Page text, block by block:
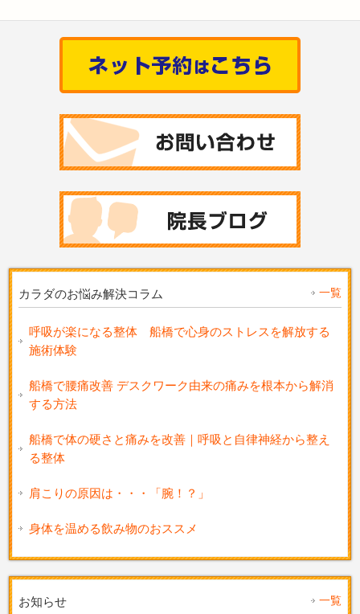
カラダのお悩み解決コラム 一覧
呼吸が楽になる整体 船橋で心身のストレスを解放する
施術体験
船橋で腰痛改善 デスクワーク由来の痛みを根本から解消
する方法
船橋で体の硬さと痛みを改善｜呼吸と自律神経から整え
る整体
肩こりの原因は・・・「腕！？」
身体を温める飲み物のおススメ
お知らせ 一覧